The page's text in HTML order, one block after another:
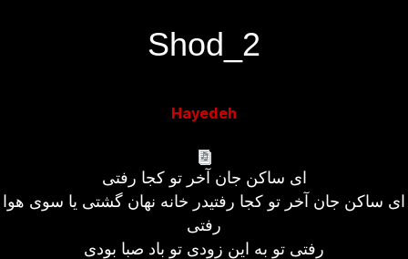
Shod_2
Hayedeh
ای ساکن جان آخر تو کجا رفتی
ای ساکن جان آخر تو کجا رفتیدر خانه نهان گشتی یا سوی هوا
رفتی
رفتی تو به این زودی تو باد صبا بودی